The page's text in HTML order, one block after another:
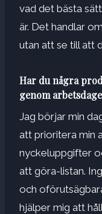
vad det bästa
är. Det handlar
utan att se till att
Har du några
genom
Jag börjar min
att prioritera min
nyckeluppgifter
att göra-listan.
och
hjälper mig att